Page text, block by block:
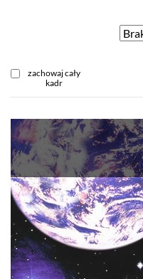
zachowaj cały
kadr